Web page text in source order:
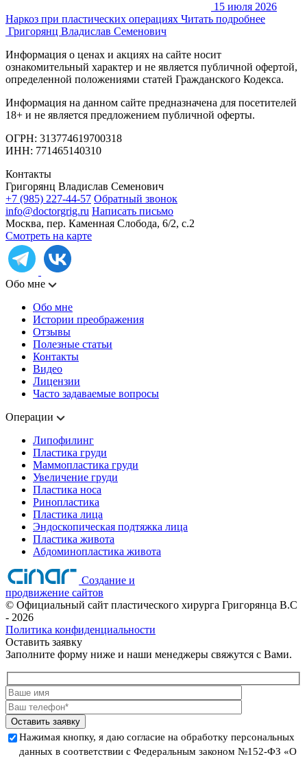
15 июля 2026
Наркоз при пластических операциях Читать подробнее
Григорянц Владислав Семенович
Информация о ценах и акциях на сайте носит
ознакомительный характер и не является публичной офертой,
определенной положениями статей Гражданского Кодекса.
Информация на данном сайте предназначена для посетителей
18+ и не является предложением публичной оферты.
ОГРН: 313774619700318
ИНН: 771465140310
Контакты
Григорянц Владислав Семенович
+7 (985) 227-44-57 Обратный звонок
info@doctorgrig.ru Написать письмо
Москва, пер. Каменная Слобода, 6/2, с.2
Смотреть на карте
Обо мне
Обо мне
Истории преображения
Отзывы
Полезные статьи
Контакты
Видео
Лицензии
Часто задаваемые вопросы
Операции
Липофилинг
Пластика груди
Маммопластика груди
Увеличение груди
Пластика носа
Ринопластика
Пластика лица
Эндоскопическая подтяжка лица
Пластика живота
Абдоминопластика живота
Создание и
продвижение сайтов
© Официальный сайт пластического хирурга Григорянца В.C
- 2026
Политика конфиденциальности
Оставить заявку
Заполните форму ниже и наши менеджеры свяжутся с Вами.
Оставить заявку
Нажимая кнопку, я даю согласие на обработку персональных
данных в соответствии с Федеральным законом №152-ФЗ «О